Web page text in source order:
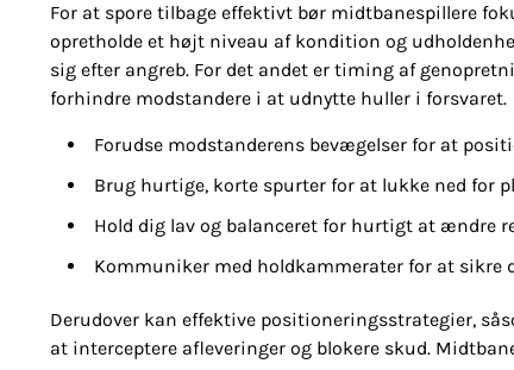
For at spore tilbage effektivt bør midtbanespillere
opretholde et højt niveau af kondition og
sig efter angreb. For det andet er timing af
forhindre modstandere i at udnytte huller i forsvaret.
Forudse modstanderens bevægelser for at
Brug hurtige, korte spurter for at lukke ned for
Hold dig lav og balanceret for hurtigt at ændre
Kommuniker med holdkammerater for at sikre
Derudover kan effektive positioneringsstrategier,
at interceptere afleveringer og blokere skud.